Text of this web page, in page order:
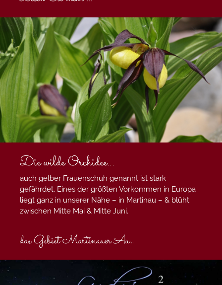
Die wilde Orchidee...
auch gelber Frauenschuh genannt ist stark
gefährdet. Eines der größten Vorkommen in Europa
liegt ganz in unserer Nähe – in Martinau – & blüht
zwischen Mitte Mai & Mitte Juni.
das Gebiet Martinauer Au...